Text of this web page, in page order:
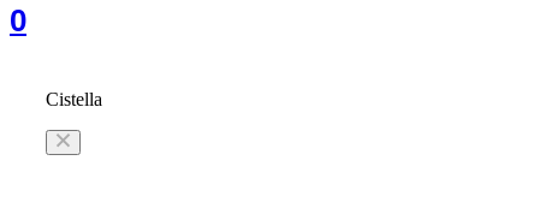
0
Cistella